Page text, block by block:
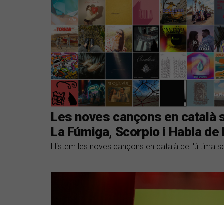
Les noves cançons en català
La Fúmiga, Scorpio i Habla
Llistem les noves cançons en català de l'última